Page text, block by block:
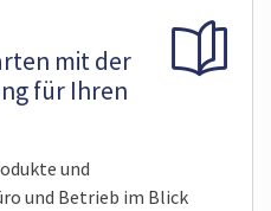
mit der
für Ihren
und
und Betrieb im Blick